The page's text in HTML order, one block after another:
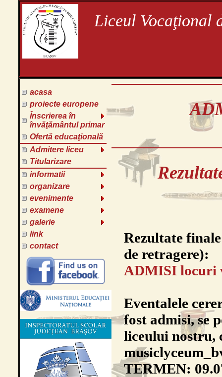
Liceul Vocaţional
acasa
proiecte europene
Înscrierea în
învăţământul primar
Ofertă educaţională
Admitere liceu
Titularizare
informatii
organizare
evenimente
examene
galerie
link
contact
Rezultate
de retragere):
ADMISI locuri
Eventalele
fost admisi, se
liceului nostru,
TERMEN: